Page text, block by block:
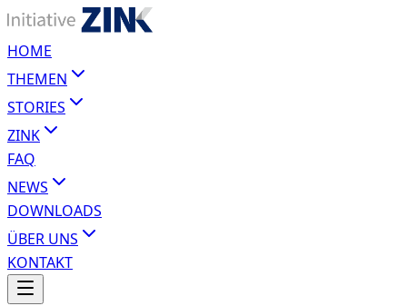
HOME
THEMEN
STORIES
ZINK
FAQ
NEWS
DOWNLOADS
ÜBER UNS
KONTAKT